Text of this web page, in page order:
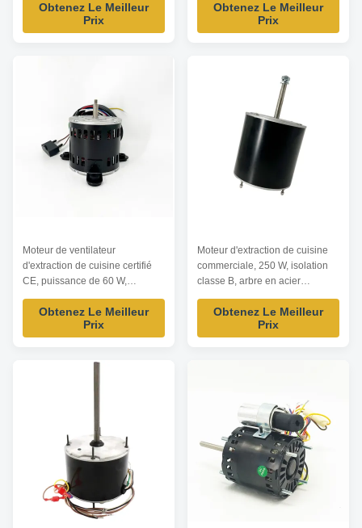
type asynchrone monophasé
avec fonctionnement à faible
Obtenez Le Meilleur
Prix
condensateur avec enroulement
en cuivre et revêtement
Obtenez Le Meilleur
Prix
Moteur de ventilateur
d'extraction de cuisine certifié
CE, puissance de 60 W,
conception centrifuge à
protection thermique pour les
applications de ventilation de
Obtenez Le Meilleur
Prix
Moteur d'extraction de cuisine
commerciale, 250 W, isolation
classe B, arbre en acier
inoxydable, conception
centrifuge haute pression pour
les systèmes de ventilation
Obtenez Le Meilleur
Prix